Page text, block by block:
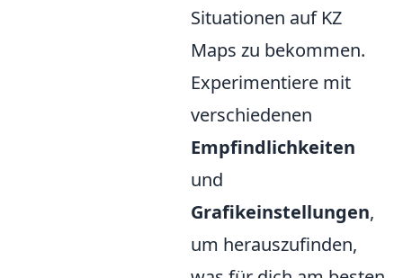
Situationen auf KZ
Maps zu bekommen.
Experimentiere mit
verschiedenen
Empfindlichkeiten
und
Grafikeinstellungen,
um herauszufinden,